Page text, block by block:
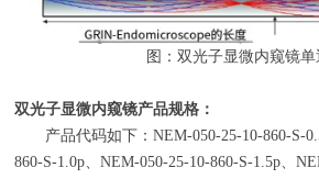
图：双光子显微内窥镜单
双光子显微内窥镜产品规格：
产品代码如下：NEM-050-25-10-860-S-
860-S-1.0p、NEM-050-25-10-860-S-1.5p、